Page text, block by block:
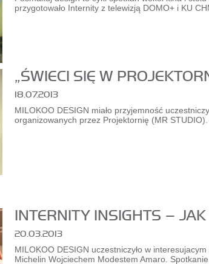
przygotowało Internity z telewizją DOMO+ i KU
„ŚWIECI SIĘ W
18.07.2013
MILOKOO DESIGN miało przyjemność
organizowanych przez Projektornię (MR
INTERNITY INSIGHTS – JAK
20.03.2013
MILOKOO DESIGN uczestniczyło w
Michelin Wojciechem Modestem Amaro.